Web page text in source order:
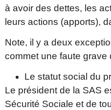
à avoir des dettes, les
leurs actions (apports),
Note, il y a deux
commet une faute grave
Le statut social du
Le président de la SAS
Sécurité Sociale et de